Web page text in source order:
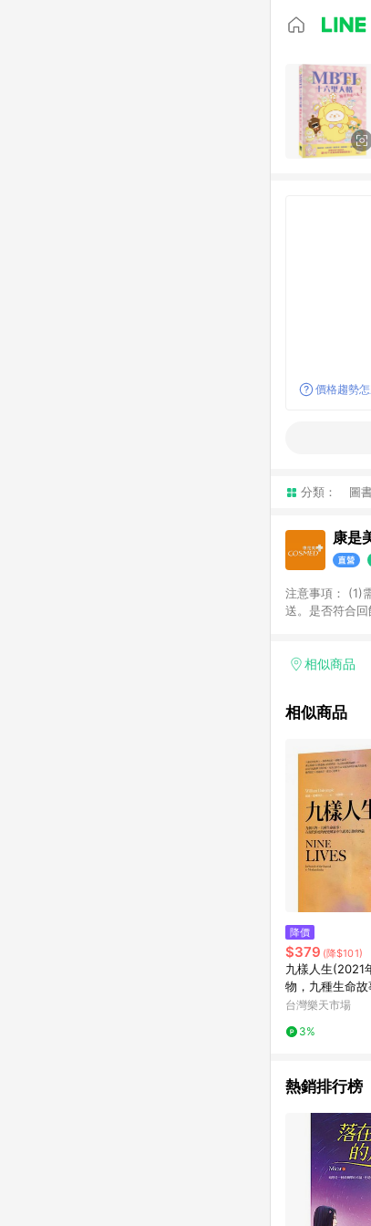
價格趨勢怎
分類： 圖
康是
注意事項：​ (1)
送。​是否符合
「LINE購物通
相似商品
相似商品
降價
$379 (降$101)
九樣人生(2021
物，九種生命故
的蛻變風暴中守
台灣樂天市場
3%
熱銷排行榜